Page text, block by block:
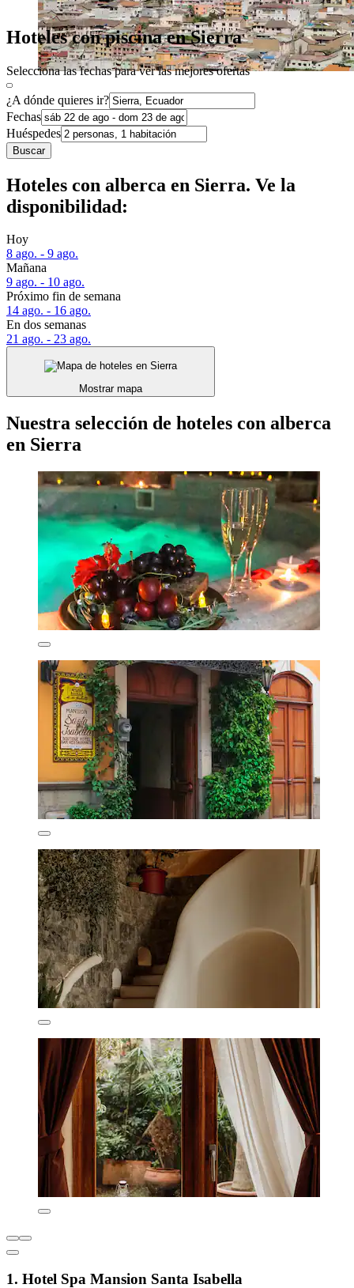
Hoteles con piscina en Sierra
Selecciona las fechas para ver las mejores ofertas
¿A dónde quieres ir?
Fechas
Huéspedes
Buscar
Hoteles con alberca en Sierra. Ve la
disponibilidad:
Hoy
8 ago. - 9 ago.
Mañana
9 ago. - 10 ago.
Próximo fin de semana
14 ago. - 16 ago.
En dos semanas
21 ago. - 23 ago.
Mostrar mapa
Nuestra selección de hoteles con alberca
en Sierra
1. Hotel Spa Mansion Santa Isabella